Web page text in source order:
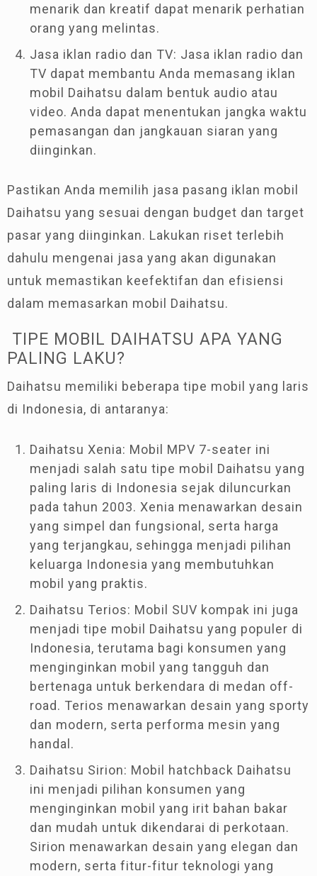
menarik dan kreatif dapat menarik perhatian
orang yang melintas.
Jasa iklan radio dan TV: Jasa iklan radio dan
TV dapat membantu Anda memasang iklan
mobil Daihatsu dalam bentuk audio atau
video. Anda dapat menentukan jangka waktu
pemasangan dan jangkauan siaran yang
diinginkan.
Pastikan Anda memilih jasa pasang iklan mobil
Daihatsu yang sesuai dengan budget dan target
pasar yang diinginkan. Lakukan riset terlebih
dahulu mengenai jasa yang akan digunakan
untuk memastikan keefektifan dan efisiensi
dalam memasarkan mobil Daihatsu.
TIPE MOBIL DAIHATSU APA YANG
PALING LAKU?
Daihatsu memiliki beberapa tipe mobil yang laris
di Indonesia, di antaranya:
Daihatsu Xenia: Mobil MPV 7-seater ini
menjadi salah satu tipe mobil Daihatsu yang
paling laris di Indonesia sejak diluncurkan
pada tahun 2003. Xenia menawarkan desain
yang simpel dan fungsional, serta harga
yang terjangkau, sehingga menjadi pilihan
keluarga Indonesia yang membutuhkan
mobil yang praktis.
Daihatsu Terios: Mobil SUV kompak ini juga
menjadi tipe mobil Daihatsu yang populer di
Indonesia, terutama bagi konsumen yang
menginginkan mobil yang tangguh dan
bertenaga untuk berkendara di medan off-
road. Terios menawarkan desain yang sporty
dan modern, serta performa mesin yang
handal.
Daihatsu Sirion: Mobil hatchback Daihatsu
ini menjadi pilihan konsumen yang
menginginkan mobil yang irit bahan bakar
dan mudah untuk dikendarai di perkotaan.
Sirion menawarkan desain yang elegan dan
modern, serta fitur-fitur teknologi yang